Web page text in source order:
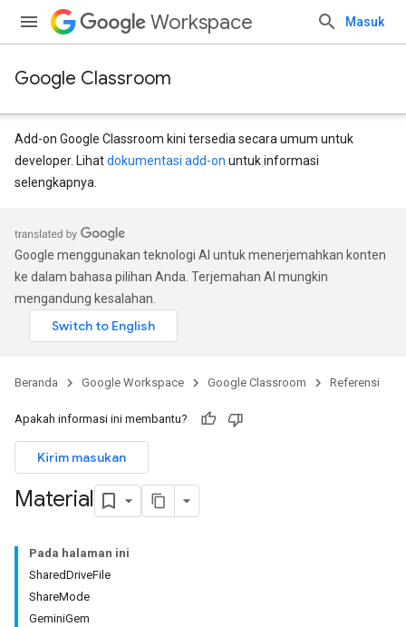
Workspace Masuk
Google Classroom
Add-on Google Classroom kini tersedia secara umum untuk
developer. Lihatdokumentasi add-on untuk informasi
selengkapnya.
Google menggunakan teknologi AI untuk menerjemahkan konten
ke dalam bahasa pilihan Anda. Terjemahan AI mungkin
mengandung kesalahan.
Beranda Google Workspace Google Classroom Referensi
Apakah informasi ini membantu?
Kirim masukan
Material
Pada halaman ini
SharedDriveFile
ShareMode
GeminiGem